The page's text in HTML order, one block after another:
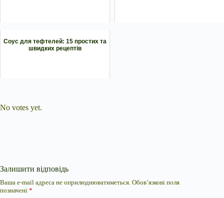
Соус для тефтелей: 15 простих та
швидких рецептів
No votes yet.
Залишити відповідь
Ваша e-mail адреса не оприлюднюватиметься. Обов’язкові поля
позначені *